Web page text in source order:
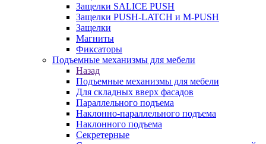
Защелки SALICE PUSH
Защелки PUSH-LATCH и M-PUSH
Защелки
Магниты
Фиксаторы
Подъемные механизмы для мебели
Назад
Подъемные механизмы для мебели
Для складных вверх фасадов
Параллельного подъема
Наклонно-параллельного подъема
Наклонного подъема
Секретерные